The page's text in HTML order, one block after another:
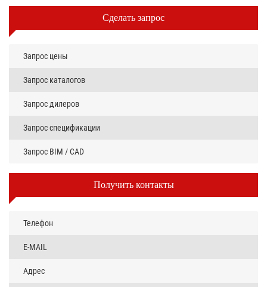
Сделать запрос
Запрос цены
Запрос каталогов
Запрос дилеров
Запрос спецификации
Запрос BIM / CAD
Получить контакты
Телефон
E-MAIL
Адрес